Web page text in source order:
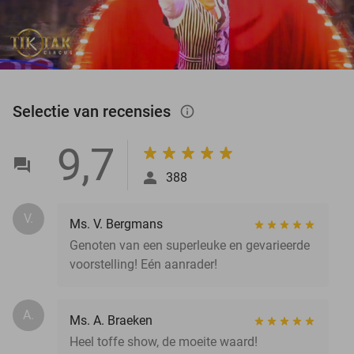
Selectie van recensies info_outlined
9,7 388
V.
Ms. V. Bergmans
Genoten van een superleuke en gevarieerde
voorstelling! Eén aanrader!
A.
Ms. A. Braeken
Heel toffe show, de moeite waard!